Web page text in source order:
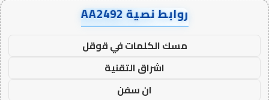
روابط نصية AA2492
مسك الكلمات في قوقل
اشراق التقنية
ان سفن